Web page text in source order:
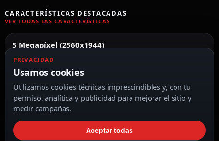
CARACTERÍSTICAS DESTACADAS
VER TODAS LAS CARACTERÍSTICAS
5 Megapíxel (2560x1944)
Lente 2.8 mm
PRIVACIDAD
Usamos cookies
Utilizamos cookies técnicas imprescindibles y, con tu
permiso, analítica y publicidad para mejorar el sitio y
medir campañas.
Aceptar todas